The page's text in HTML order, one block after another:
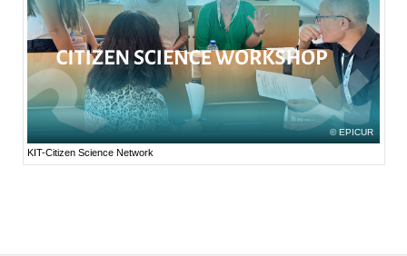
EPICUR
KIT-Citizen Science Network